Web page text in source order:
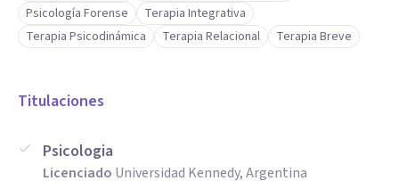
Psicología Forense
Terapia Integrativa
Terapia Psicodinámica
Terapia Relacional Terapia Breve
Titulaciones
Psicologia
Licenciado Universidad Kennedy, Argentina